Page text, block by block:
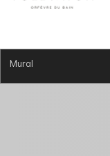
Mural